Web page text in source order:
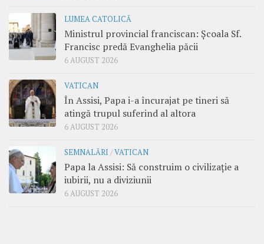
LUMEA CATOLICĂ
Ministrul provincial franciscan: Școala Sf.
Francisc predă Evanghelia păcii
6 AUGUST 2026
VATICAN
În Assisi, Papa i-a încurajat pe tineri să
atingă trupul suferind al altora
6 AUGUST 2026
SEMNALĂRI /VATICAN
Papa la Assisi: Să construim o civilizație a
iubirii, nu a diviziunii
6 AUGUST 2026